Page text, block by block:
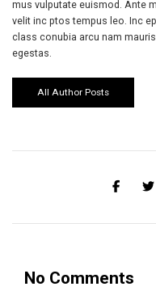
mus vulputate euismod. Ante
velit inc ptos tempus leo. Inc
class conubia arcu nam
egestas.
All Author Posts
No Comments